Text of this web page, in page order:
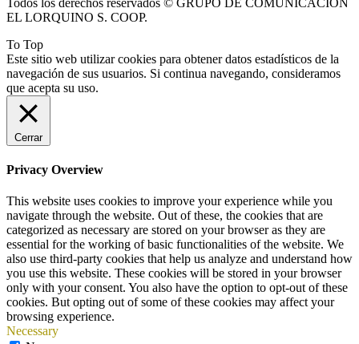
EL LORQUINO S. COOP.
To Top
Este sitio web utilizar cookies para obtener datos estadísticos de la
navegación de sus usuarios. Si continua navegando, consideramos
que acepta su uso.
Cerrar
Privacy Overview
This website uses cookies to improve your experience while you
navigate through the website. Out of these, the cookies that are
categorized as necessary are stored on your browser as they are
essential for the working of basic functionalities of the website. We
also use third-party cookies that help us analyze and understand how
you use this website. These cookies will be stored in your browser
only with your consent. You also have the option to opt-out of these
cookies. But opting out of some of these cookies may affect your
browsing experience.
Necessary